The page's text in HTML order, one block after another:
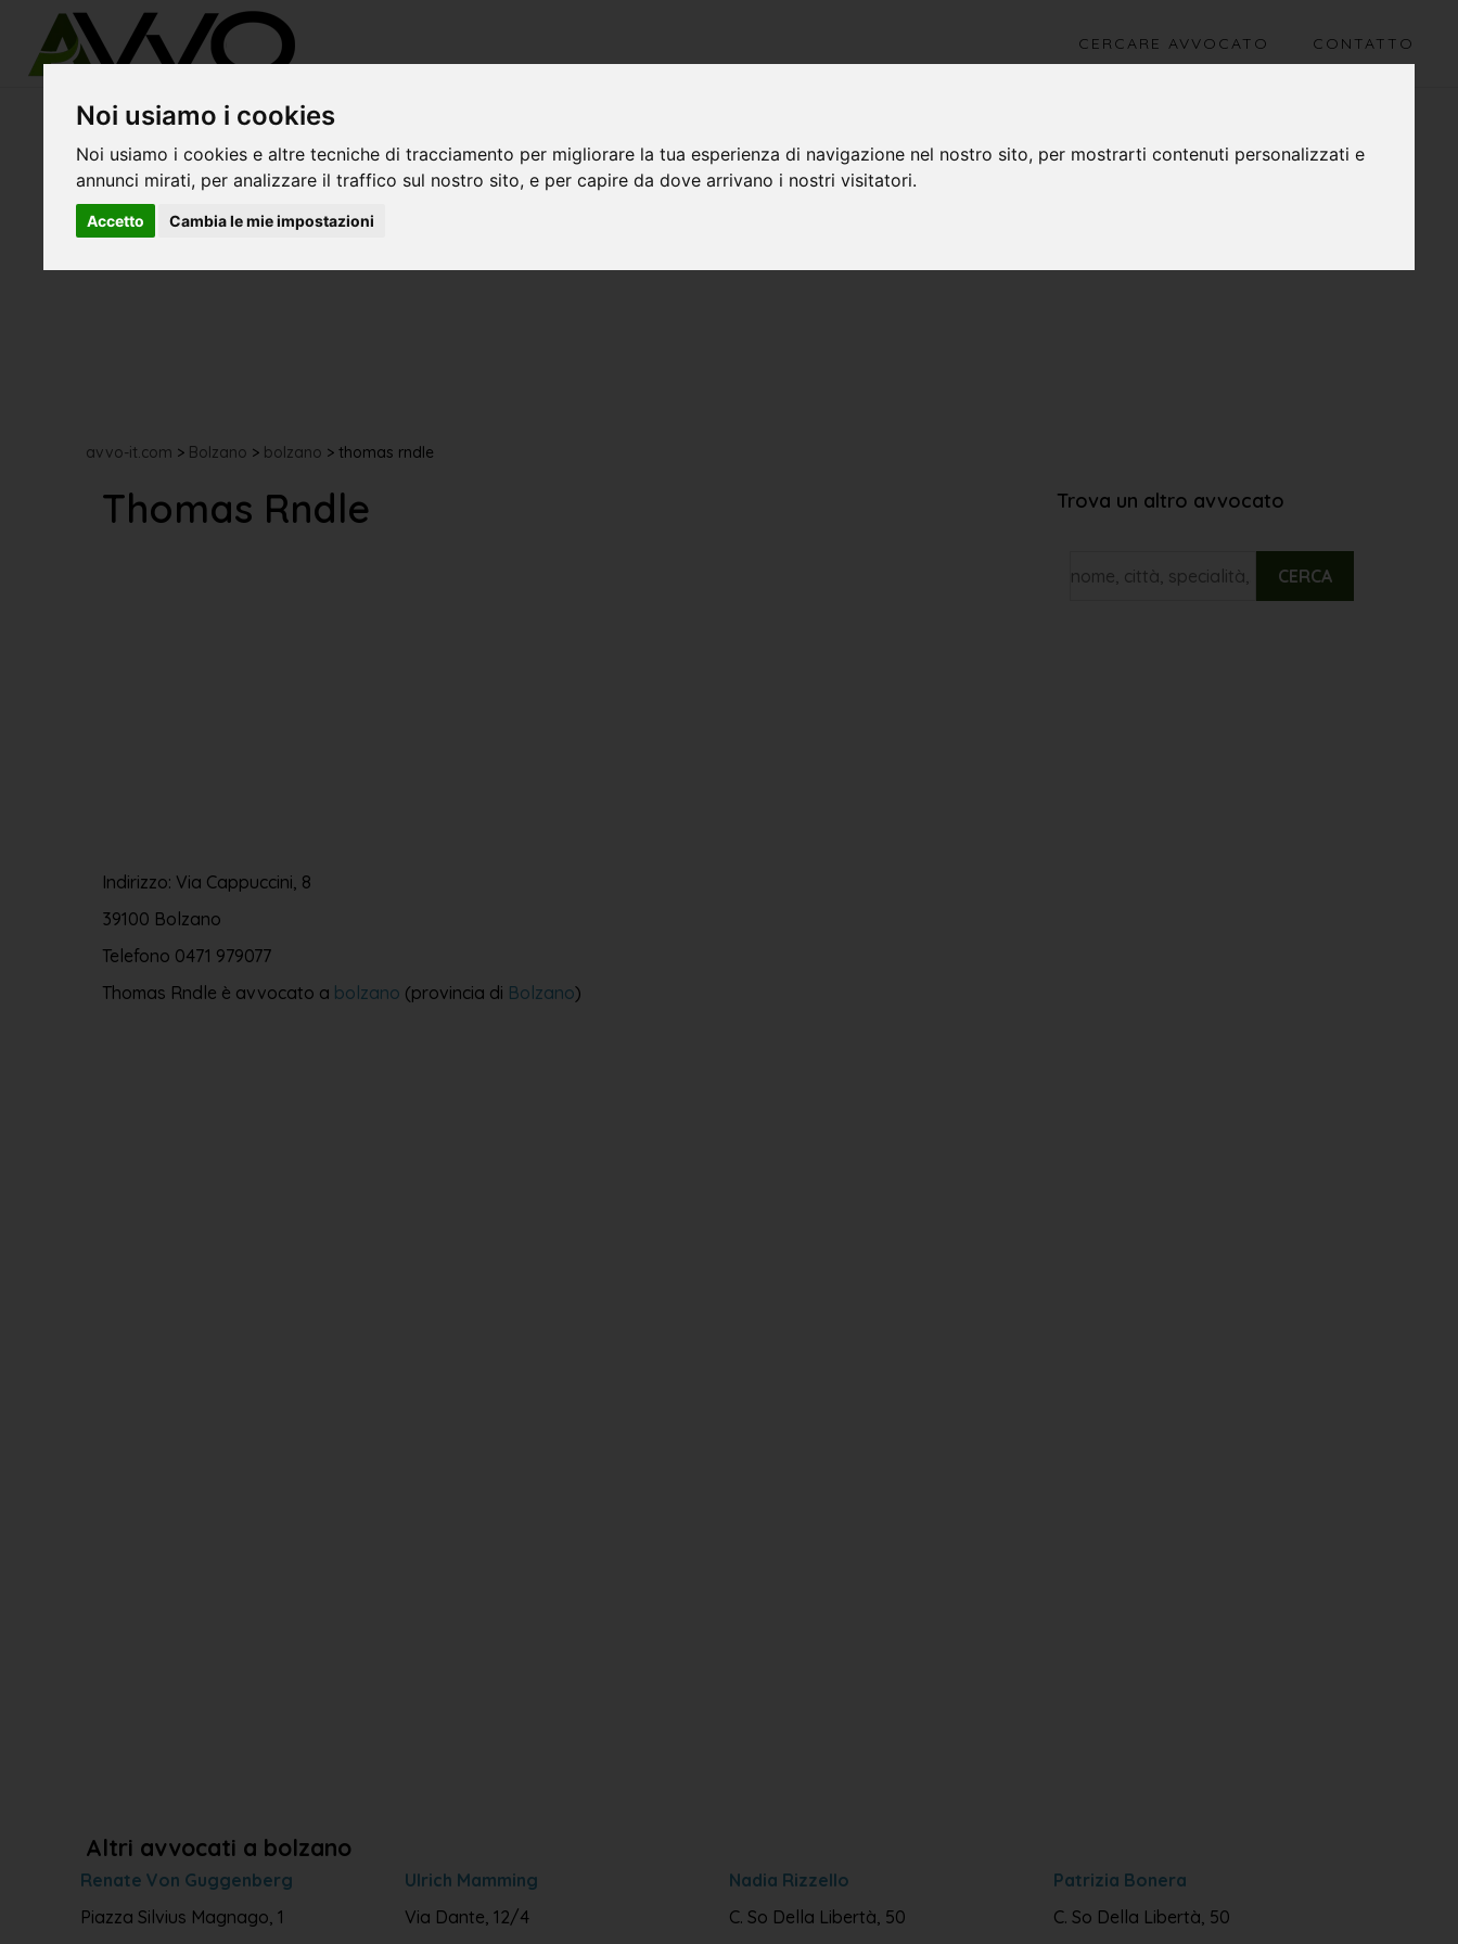
Noi usiamo i cookies
Noi usiamo i cookies e altre tecniche di tracciamento per migliorare la tua esperienza di navigazione nel nostro sito, per mostrarti contenuti personalizzati e
annunci mirati, per analizzare il traffico sul nostro sito, e per capire da dove arrivano i nostri visitatori.
Accetto Cambia le mie impostazioni
CERCARE AVVOCATO CONTATTO
avvo-it.com > Bolzano >bolzano > thomas rndle
Thomas Rndle
Indirizzo: Via Cappuccini, 8
39100 Bolzano
Telefono 0471 979077
Thomas Rndle è avvocato a bolzano (provincia di Bolzano)
Trova un altro avvocato
CERCA
Altri avvocati a bolzano
Renate Von Guggenberg
Piazza Silvius Magnago, 1
Ulrich Mamming
Via Dante, 12/4
Nadia Rizzello
C. So Della Libertà, 50
Patrizia Bonera
C. So Della Libertà, 50